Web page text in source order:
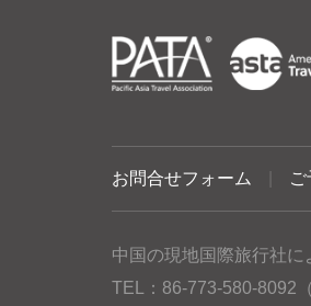
お問合せフォーム
中国の現地国際旅行社に
TEL：86-773-580-8092